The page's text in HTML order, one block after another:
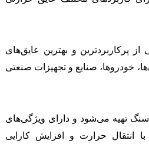
پرکاربردترین و بهترین عایق‌های
خودروها، صنایع و تجهیزات صنعتی
سنگ تهیه می‌شود و دارای ویژگی‌های
انتقال حرارت و افزایش کارایی